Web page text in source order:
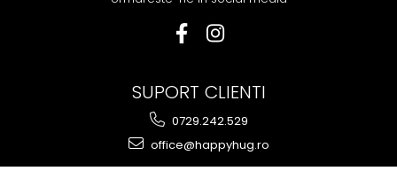
SUPORT CLIENTI
0729.242.529
office@happyhug.ro